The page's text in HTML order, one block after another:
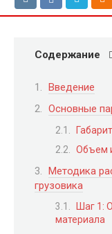
Содержание
Введение
Основные
Объем
Методика
грузовика
Шаг 1:
материала